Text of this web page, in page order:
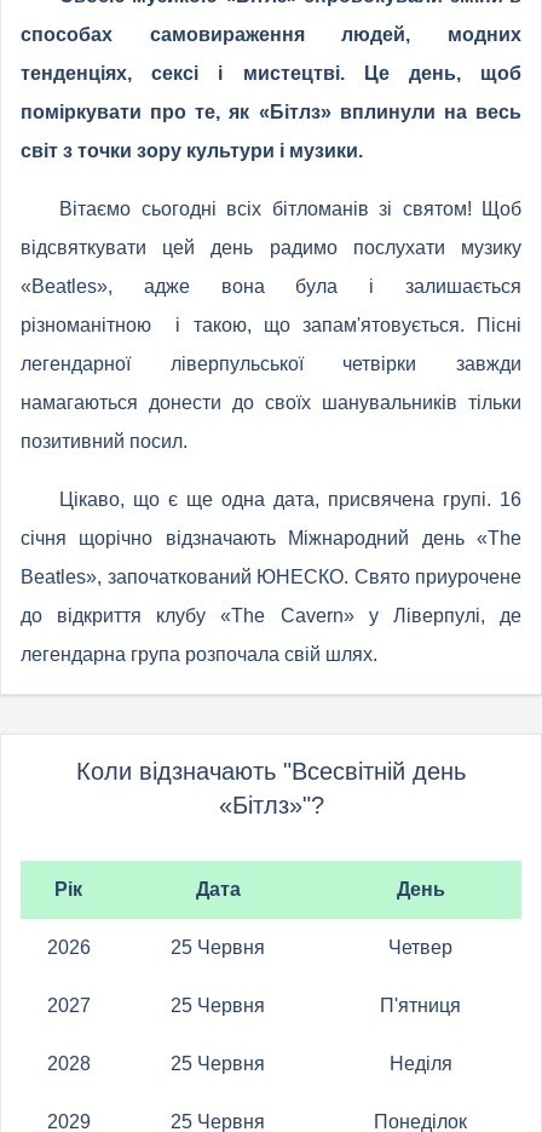
способах самовираження людей, модних
тенденціях, сексі і мистецтві. Це день, щоб
поміркувати про те, як «Бітлз» вплинули на весь
світ з точки зору культури і музики.
Вітаємо сьогодні всіх бітломанів зі святом! Щоб
відсвяткувати цей день радимо послухати музику
«Beatles», адже вона була і залишається
різноманітною і такою, що запам'ятовується. Пісні
легендарної ліверпульської четвірки завжди
намагаються донести до своїх шанувальників тільки
позитивний посил.
Цікаво, що є ще одна дата, присвячена групі. 16
січня щорічно відзначають Міжнародний день «The
Beatles», започаткований ЮНЕСКО. Свято приурочене
до відкриття клубу «The Cavern» у Ліверпулі, де
легендарна група розпочала свій шлях.
Коли відзначають "Всесвітній день
«Бітлз»"?
Рік Дата День
2026 25 Червня Четвер
2027 25 Червня П'ятниця
2028 25 Червня Неділя
2029 25 Червня Понеділок